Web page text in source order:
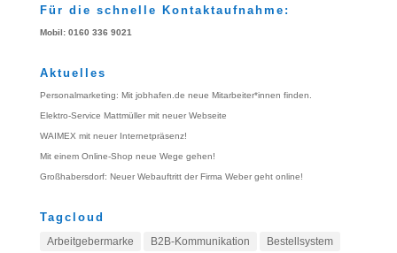
Für die schnelle Kontaktaufnahme:
Mobil: 0160 336 9021
Aktuelles
Personalmarketing: Mit jobhafen.de neue Mitarbeiter*innen finden.
Elektro-Service Mattmüller mit neuer Webseite
WAIMEX mit neuer Internetpräsenz!
Mit einem Online-Shop neue Wege gehen!
Großhabersdorf: Neuer Webauftritt der Firma Weber geht online!
Tagcloud
Arbeitgebermarke B2B-Kommunikation
Bestellsystem